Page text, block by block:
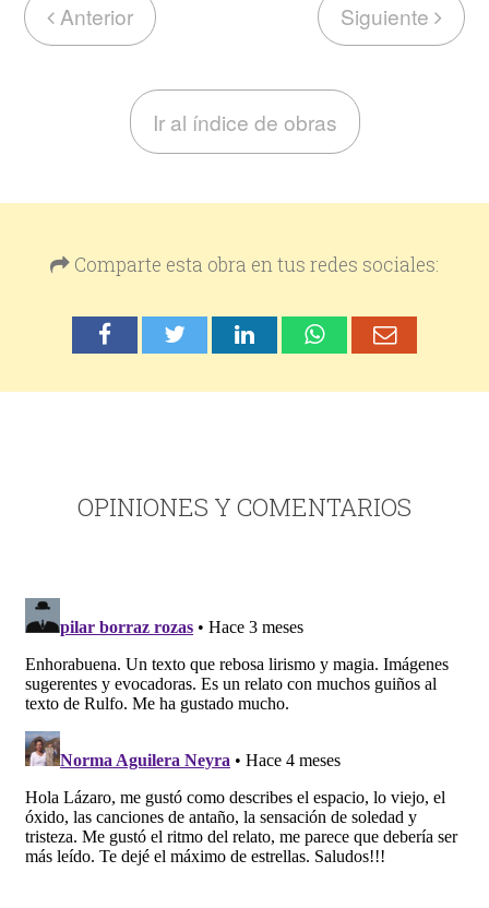
Anterior Siguiente
Ir al índice de obras
Comparte esta obra en tus redes sociales:
OPINIONES Y COMENTARIOS